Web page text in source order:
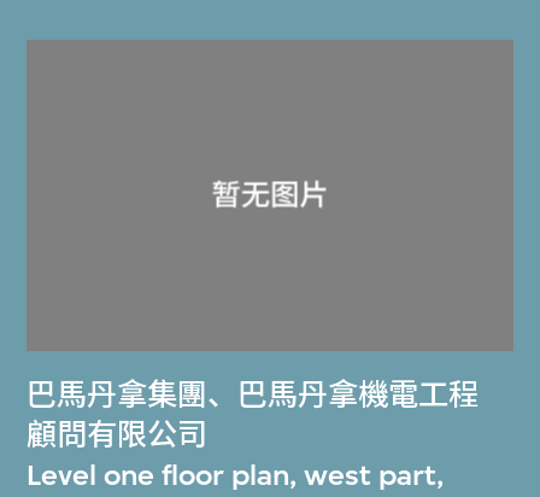
巴馬丹拿集團 、 巴馬丹拿機電工程
顧問有限公司
Level one floor plan, west part,